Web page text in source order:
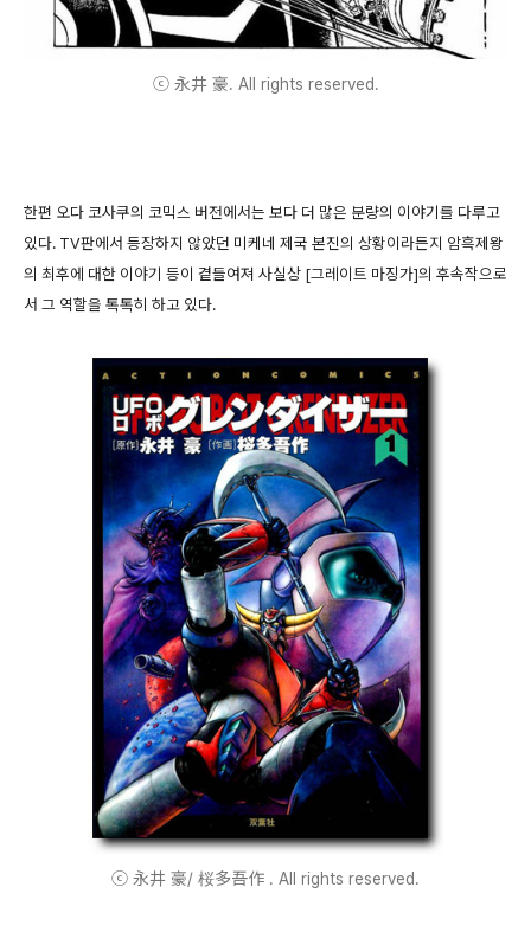
ⓒ 永井 豪. All rights reserved.
한편 오다 코사쿠의 코믹스 버전에서는 보다 더 많은 분량의 이야기를 다루고
있다. TV판에서 등장하지 않았던 미케네 제국 본진의 상황이라든지 암흑제왕
의 최후에 대한 이야기 등이 곁들여져 사실상 [그레이트 마징가]의 후속작으로
서 그 역할을 톡톡히 하고 있다.
ⓒ 永井 豪/ 桜多吾作 . All rights reserved.